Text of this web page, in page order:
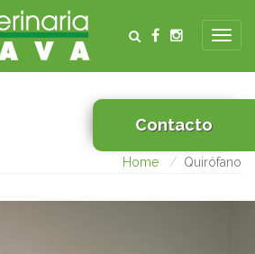
Contacto
Home Quirófano